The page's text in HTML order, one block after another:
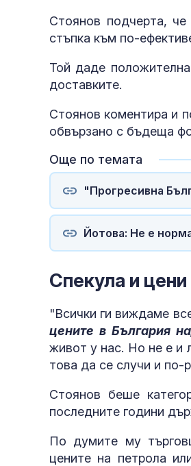
Стоянов подчерта,
стъпка към по-
Той даде
доставките.
Стоянов коментира и
обвързано с бъдеща
Още по темата
"Прогресивна
Йотова: Не е
Спекула и цени
"Всички ги виждаме
цените в България
живот у нас. Но не е и
това да се случи и по-
Стоянов беше
последните години
По думите му
цените на петрола